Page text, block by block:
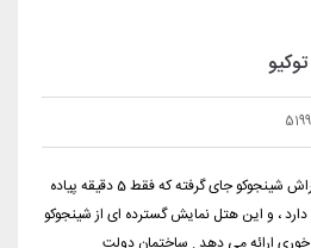
5199
هتل کیو پلازا در منطقه آسمان خراش شینجوکو جای گرفته که فقط 5 دقیقه پیاده
، و این هتل نمایش گسترده ای از شینجوکو